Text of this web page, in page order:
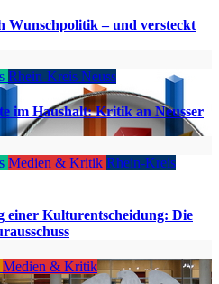
Wunschpolitik – und versteckt
Rhein-Kreis Neuss
im Haushalt: Kritik an Neusser
Medien & Kritik Rhein-Kreis
einer Kulturentscheidung: Die
Medien & Kritik